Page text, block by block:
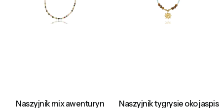
Naszyjnik mix awenturyn
Naszyjnik tygrysie oko jaspis